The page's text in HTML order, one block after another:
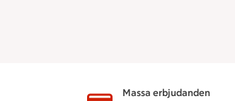
Massa erbjudanden